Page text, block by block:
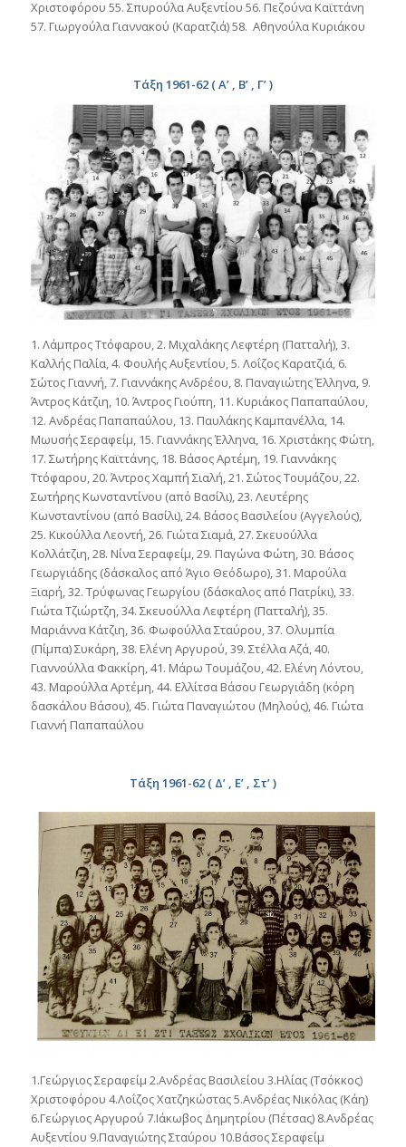
Χριστοφόρου 55. Σπυρούλα Αυξεντίου 56. Πεζούνα Καϊττάνη
57. Γιωργούλα Γιαννακού (Καρατζιά) 58. Αθηνούλα Κυριάκου
Τάξη 1961-62 ( Α’ , Β’ , Γ’ )
1. Λάμπρος Ττόφαρου, 2. Μιχαλάκης Λεφτέρη (Πατταλή), 3.
Καλλής Παλία, 4. Φουλής Αυξεντίου, 5. Λοΐζος Καρατζιά, 6.
Σώτος Γιαννή, 7. Γιαννάκης Ανδρέου, 8. Παναγιώτης Έλληνα, 9.
Άντρος Κάτζιη, 10. Άντρος Γιούπη, 11. Κυριάκος Παπαπαύλου,
12. Ανδρέας Παπαπαύλου, 13. Παυλάκης Καμπανέλλα, 14.
Μωυσής Σεραφείμ, 15. Γιαννάκης Έλληνα, 16. Χριστάκης Φώτη,
17. Σωτήρης Καϊττάνης, 18. Βάσος Αρτέμη, 19. Γιαννάκης
Ττόφαρου, 20. Άντρος Χαμπή Σιαλή, 21. Σώτος Τουμάζου, 22.
Σωτήρης Κωνσταντίνου (από Βασίλι), 23. Λευτέρης
Κωνσταντίνου (από Βασίλι), 24. Βάσος Βασιλείου (Αγγελούς),
25. Κικούλλα Λεοντή, 26. Γιώτα Σιαμά, 27. Σκευούλλα
Κολλάτζιη, 28. Νίνα Σεραφείμ, 29. Παγώνα Φώτη, 30. Βάσος
Γεωργιάδης (δάσκαλος από Άγιο Θεόδωρο), 31. Μαρούλα
Ξιαρή, 32. Τρύφωνας Γεωργίου (δάσκαλος από Πατρίκι), 33.
Γιώτα Τζιώρτζη, 34. Σκευούλλα Λεφτέρη (Πατταλή), 35.
Μαριάννα Κάτζιη, 36. Φωφούλλα Σταύρου, 37. Ολυμπία
(Πίμπα) Συκάρη, 38. Ελένη Αργυρού, 39. Στέλλα Αζά, 40.
Γιαννούλλα Φακκίρη, 41. Μάρω Τουμάζου, 42. Ελένη Λόντου,
43. Μαρούλλα Αρτέμη, 44. Ελλίτσα Βάσου Γεωργιάδη (κόρη
δασκάλου Βάσου), 45. Γιώτα Παναγιώτου (Μηλούς), 46. Γιώτα
Γιαννή Παπαπαύλου
Τάξη 1961-62 ( Δ’ , Ε’ , Στ’ )
1.Γεώργιος Σεραφείμ 2.Ανδρέας Βασιλείου 3.Ηλίας (Τσόκκος)
Χριστοφόρου 4.Λοΐζος Χατζηκώστας 5.Ανδρέας Νικόλας (Κάη)
6.Γεώργιος Αργυρού 7.Ιάκωβος Δημητρίου (Πέτσας) 8.Ανδρέας
Αυξεντίου 9.Παναγιώτης Σταύρου 10.Βάσος Σεραφείμ